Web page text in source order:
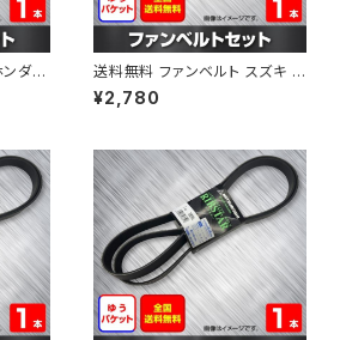
ダ フ
H25.
1本 H
送料無料 ファンベルト スズキ ス
ペーシア 型式MK32S H25.03
～H30.02 （国内トップメーカ
¥2,780